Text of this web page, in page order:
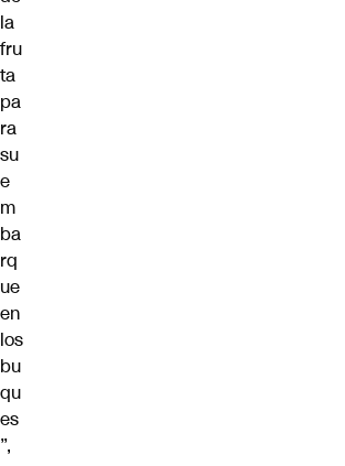
la
fru
ta
pa
ra
su
e
m
ba
rq
ue
en
los
bu
qu
es
”,